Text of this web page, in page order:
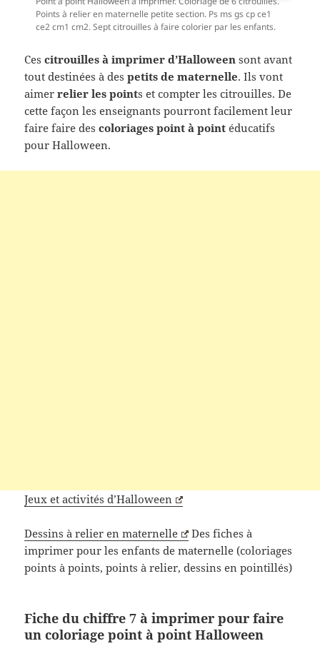
Points à relier en maternelle petite section. Ps ms gs cp ce1
ce2 cm1 cm2. Sept citrouilles à faire colorier par les enfants.
Cescitrouilles à imprimer d’Halloween sont avant
tout destinées à des petits de maternelle. Ils vont
aimerrelier les points et compter les citrouilles. De
cette façon les enseignants pourront facilement leur
faire faire descoloriages point à point éducatifs
pour Halloween.
Jeux et activités d’Halloween
Dessins à relier en maternelle
Des fiches à
imprimer pour les enfants de maternelle (coloriages
points à points, points à relier, dessins en pointillés)
Fiche du chiffre 7 à imprimer pour faire
un coloriage point à point Halloween